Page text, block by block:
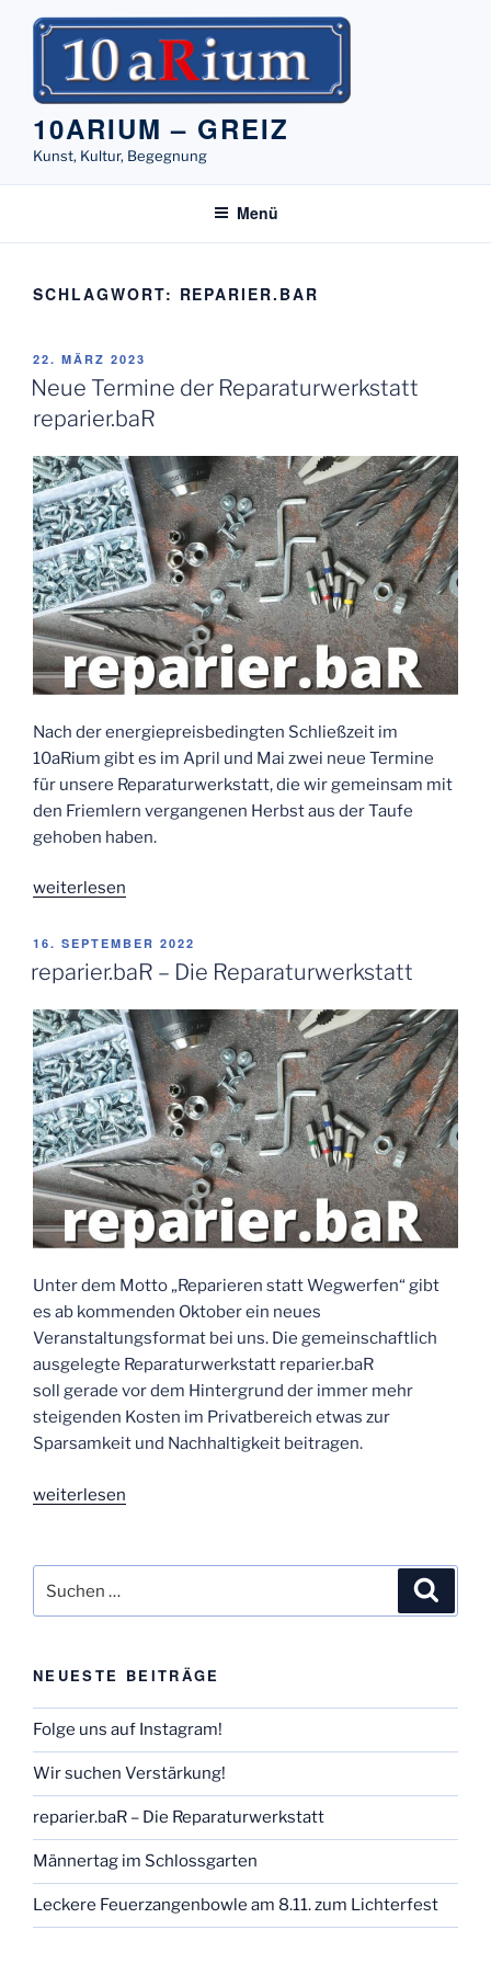
Inhalt
10ARIUM – GREIZ
Kunst, Kultur, Begegnung
Menü
SCHLAGWORT: REPARIER.BAR
VERÖFFENTLICHT
AM
22. MÄRZ 2023
Neue Termine der Reparaturwerkstatt
reparier.baR
Nach der energiepreisbedingten Schließzeit im
10aRium gibt es im April und Mai zwei neue Termine
für unsere Reparaturwerkstatt, die wir gemeinsam mit
den Friemlern vergangenen Herbst aus der Taufe
gehoben haben.
„Neue
der
Reparaturwerkstatt
weiterlesen
VERÖFFENTLICHT
16. SEPTEMBER 2022
reparier.baR – Die Reparaturwerkstatt
Unter dem Motto „Reparieren statt Wegwerfen“ gibt
es ab kommenden Oktober ein neues
Veranstaltungsformat bei uns. Die gemeinschaftlich
ausgelegte Reparaturwerkstatt reparier.baR
soll gerade vor dem Hintergrund der immer mehr
steigenden Kosten im Privatbereich etwas zur
Sparsamkeit und Nachhaltigkeit beitragen.
„reparier.baR
Reparaturwerkstatt“
weiterlesen
Suchen
nach:
NEUESTE BEITRÄGE
Folge uns auf Instagram!
Wir suchen Verstärkung!
reparier.baR – Die Reparaturwerkstatt
Männertag im Schlossgarten
Leckere Feuerzangenbowle am 8.11. zum Lichterfest